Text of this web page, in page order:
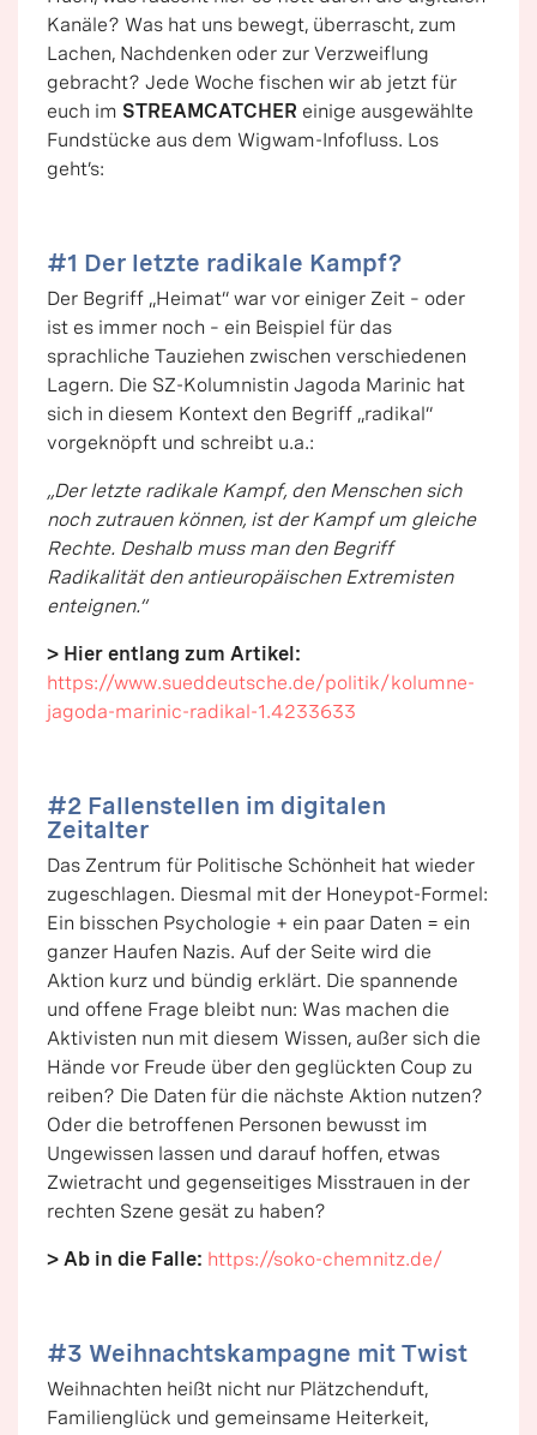
Kanäle? Was hat uns bewegt, überrascht, zum
Lachen, Nachdenken oder zur Verzweiflung
gebracht? Jede Woche fischen wir ab jetzt für
euch im STREAMCATCHER einige ausgewählte
Fundstücke aus dem Wigwam-Infofluss. Los
geht’s:
#1 Der letzte radikale Kampf?
Der Begriff „Heimat“ war vor einiger Zeit – oder
ist es immer noch – ein Beispiel für das
sprachliche Tauziehen zwischen verschiedenen
Lagern. Die SZ-Kolumnistin Jagoda Marinic hat
sich in diesem Kontext den Begriff „radikal“
vorgeknöpft und schreibt u.a.:
„Der letzte radikale Kampf, den Menschen sich
noch zutrauen können, ist der Kampf um gleiche
Rechte. Deshalb muss man den Begriff
Radikalität den antieuropäischen Extremisten
enteignen.“
> Hier entlang zum Artikel:
https://www.sueddeutsche.de/politik/kolumne-
jagoda-marinic-radikal-1.4233633
#2 Fallenstellen im digitalen
Zeitalter
Das Zentrum für Politische Schönheit hat wieder
zugeschlagen. Diesmal mit der Honeypot-Formel:
Ein bisschen Psychologie + ein paar Daten = ein
ganzer Haufen Nazis. Auf der Seite wird die
Aktion kurz und bündig erklärt. Die spannende
und offene Frage bleibt nun: Was machen die
Aktivisten nun mit diesem Wissen, außer sich die
Hände vor Freude über den geglückten Coup zu
reiben? Die Daten für die nächste Aktion nutzen?
Oder die betroffenen Personen bewusst im
Ungewissen lassen und darauf hoffen, etwas
Zwietracht und gegenseitiges Misstrauen in der
rechten Szene gesät zu haben?
> Ab in die Falle: https://soko-chemnitz.de/
#3 Weihnachtskampagne mit Twist
Weihnachten heißt nicht nur Plätzchenduft,
Familienglück und gemeinsame Heiterkeit,